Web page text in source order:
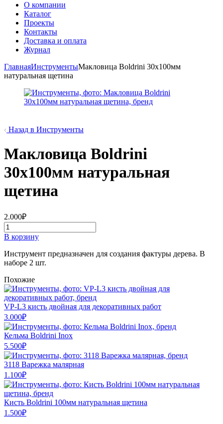
О компании
Каталог
Проекты
Контакты
Доставка и оплата
Журнал
ГлавнаяИнструментыМакловица Boldrini 30х100мм
натуральная щетина
Назад в Инструменты
Макловица Boldrini
30х100мм натуральная
щетина
2.000₽
Количество
товара
Макловица
Boldrini
30х100мм
щетина
В корзину
Инструмент предназначен для создания фактуры дерева. В
наборе 2 шт.
Похожие
VP-L3 кисть двойная для декоративных работ
3.000₽
Кельма Boldrini Inox
5.500₽
3118 Варежка малярная
1.100₽
Кисть Boldrini 100мм натуральная щетина
1.500₽